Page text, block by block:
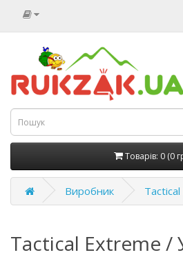
Товарів: 0 (0
Виробник
Tactical Extreme /